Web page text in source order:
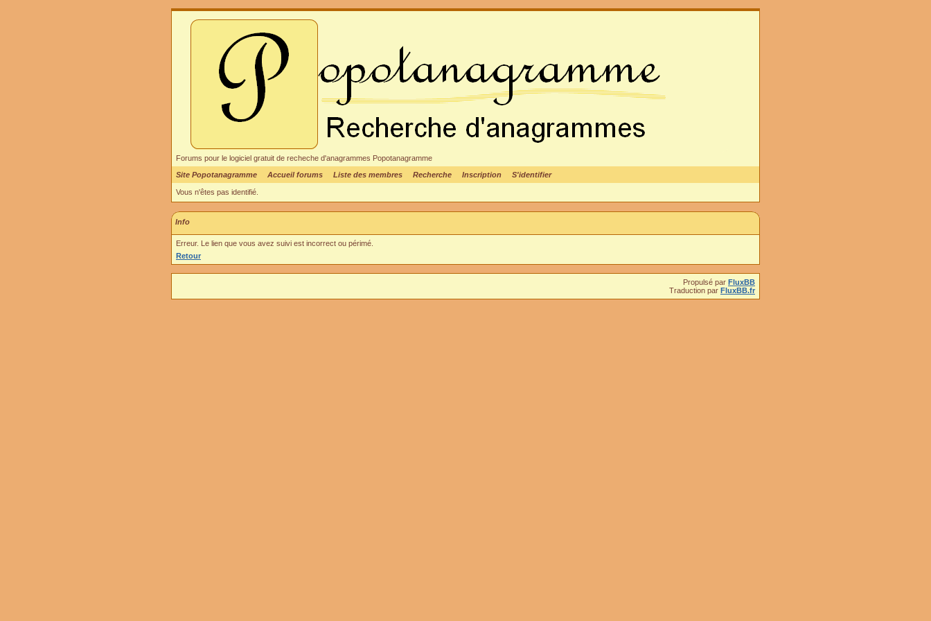
Forums pour le logiciel gratuit de recheche d'anagrammes Popotanagramme
Site Popotanagramme
Accueil forums Liste des membres Recherche Inscription S'identifier
Vous n'êtes pas identifié.
Info
Erreur. Le lien que vous avez suivi est incorrect ou périmé.
Retour
Propulsé par FluxBB
Traduction par FluxBB.fr